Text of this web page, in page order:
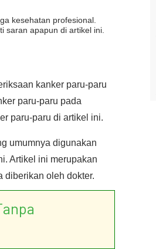
kesehatan profesional.
saran apapun di artikel ini.
kanker paru-paru
paru-paru pada
paru-paru di artikel ini.
umumnya digunakan
Artikel ini merupakan
diberikan oleh dokter.